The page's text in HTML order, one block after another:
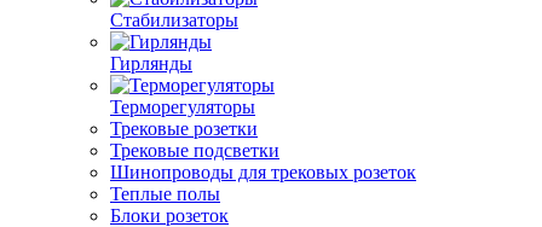
Стабилизаторы
Гирлянды
Терморегуляторы
Трековые розетки
Трековые подсветки
Шинопроводы для трековых розеток
Теплые полы
Блоки розеток